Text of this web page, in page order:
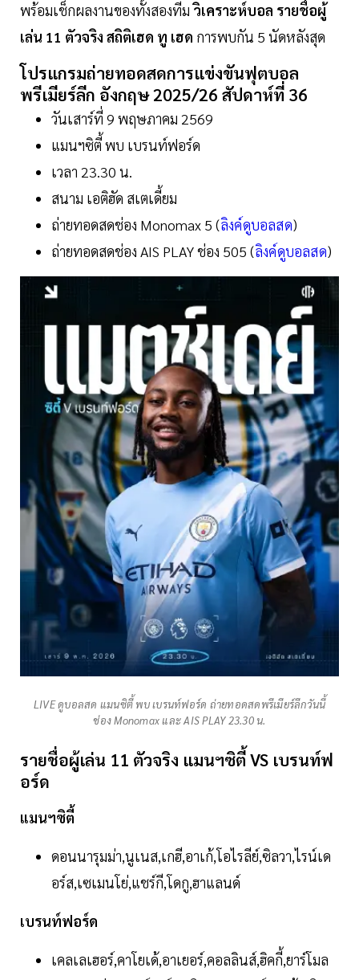
พร้อมเช็กผลงานของทั้งสองทีมวิเคราะห์บอล รายชื่อผู้
เล่น 11 ตัวจริง สถิติเฮด ทู เฮด การพบกัน 5 นัดหลังสุด
โปรแกรมถ่ายทอดสดการแข่งขันฟุตบอล
พรีเมียร์ลีก อังกฤษ 2025/26 สัปดาห์ที่ 36
วันเสาร์ที่ 9 พฤษภาคม 2569
แมนฯซิตี้ พบ เบรนท์ฟอร์ด
เวลา 23.30 น.
สนาม เอติฮัด สเตเดี้ยม
ถ่ายทอดสดช่อง Monomax 5 (ลิงค์ดูบอลสด)
ถ่ายทอดสดช่อง AIS PLAY ช่อง 505 (ลิงค์ดูบอลสด)
LIVE ดูบอลสด แมนซิตี้ พบ เบรนท์ฟอร์ด ถ่ายทอดสดพรีเมียร์ลีกวันนี้
ช่อง Monomax และ AIS PLAY 23.30 น.
รายชื่อผู้เล่น 11 ตัวจริง แมนฯซิตี้ VS เบรนท์ฟ
อร์ด
แมนฯซิตี้
ดอนนารุมม่า,นูเนส,เกฮี,อาเก้,โอไรลีย์,ซิลวา,ไรน์เด
อร์ส,เซเมนโย่,แชร์กี,โดกู,ฮาแลนด์
เบรนท์ฟอร์ด
เคลเลเฮอร์,คาโยเด้,อาเยอร์,คอลลินส์,ฮิคกี้,ยาร์โมล